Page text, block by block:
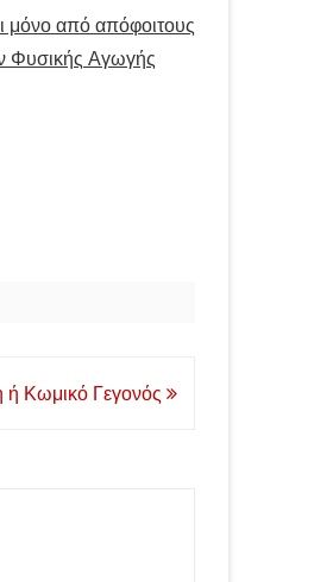
μόνο από απόφοιτους
Φυσικής Αγωγής
ή Κωμικό Γεγονός